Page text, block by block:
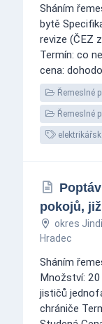
Sháním
bytě
revize (ČEZ
Termín: co
cena:
Řemeslné
Řemeslné
pokojů,
okres
Hradec
Sháním
Množství: 20
jističů
chrániče